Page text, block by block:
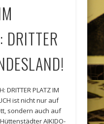
DRITTER
DRITTER PLATZ IM
ist nicht nur auf
sondern auch auf
AIKIDO-